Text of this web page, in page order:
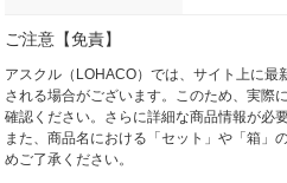
ご注意【免責】
アスクル（LOHACO）では、サイト上に
される場合がございます。このため、実際
確認ください。さらに詳細な商品情報が必
また、商品名における「セット」や「箱」
めご了承ください。